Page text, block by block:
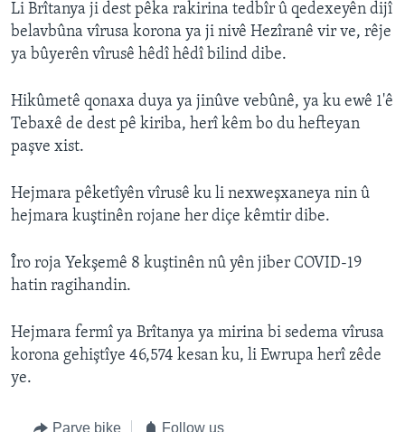
Li Brîtanya ji dest pêka rakirina tedbîr û qedexeyên dijî
belavbûna vîrusa korona ya ji nivê Hezîranê vir ve, rêje
ya bûyerên vîrusê hêdî hêdî bilind dibe.
Hikûmetê qonaxa duya ya jinûve vebûnê, ya ku ewê 1'ê
Tebaxê de dest pê kiriba, herî kêm bo du hefteyan
paşve xist.
Hejmara pêketîyên vîrusê ku li nexweşxaneya nin û
hejmara kuştinên rojane her diçe kêmtir dibe.
Îro roja Yekşemê 8 kuştinên nû yên jiber COVID-19
hatin ragihandin.
Hejmara fermî ya Brîtanya ya mirina bi sedema vîrusa
korona gehiştîye 46,574 kesan ku, li Ewrupa herî zêde
ye.
Parve bike Follow us